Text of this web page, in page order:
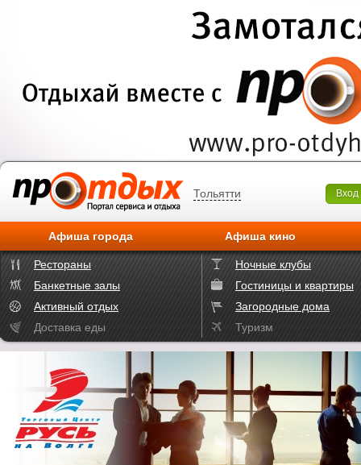
Тольятти Вход
Афиша города Афиша кино
Рестораны
Ночные клубы
Банкетные залы
Гостиницы и квартиры
Активный отдых
Загородные дома
Доставка еды
Туризм